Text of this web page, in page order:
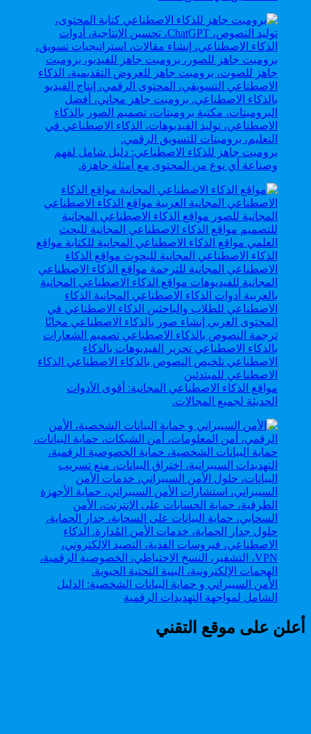
برومبت جاهز للذكاء الاصطناعي: دليل شامل لفهم
وصناعة أي نوع من المحتوى مع أمثلة جاهزة.
مواقع الذكاء الاصطناعي المجانية: أقوى الأدوات
الحديثة لجميع المجالات.
الأمن السيبراني و حماية البيانات الشخصية: الدليل
الشامل لمواجهة التهديدات الرقمية
أعلن على موقع التقني